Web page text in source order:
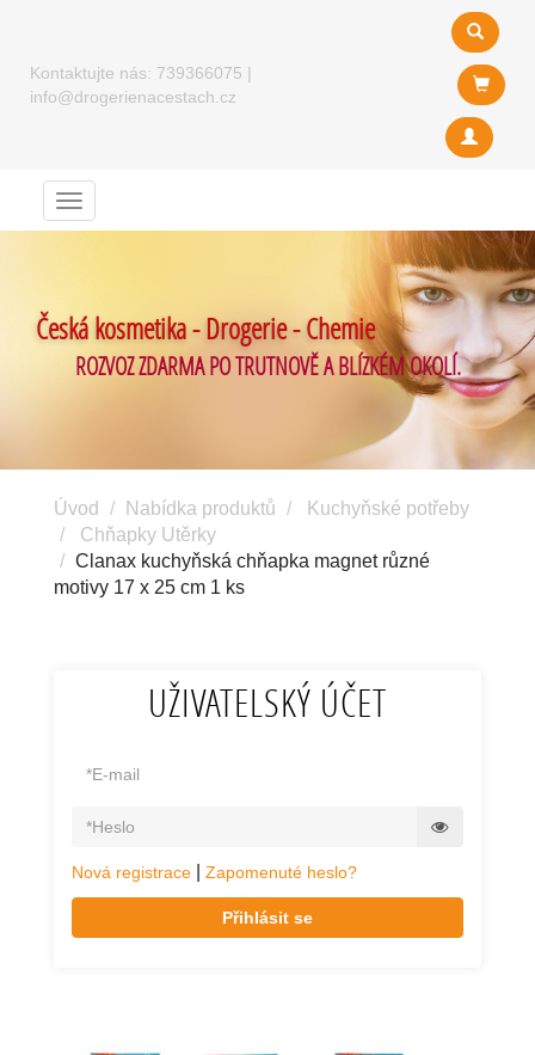
Kontaktujte nás: 739366075 |
info@drogerienacestach.cz
Menu
Česká kosmetika - Drogerie - Chemie
ROZVOZ ZDARMA PO TRUTNOVĚ A BLÍZKÉM OKOLÍ.
Úvod Nabídka produktů
Kuchyňské potřeby
Chňapky Utěrky
Clanax kuchyňská chňapka magnet různé
motivy 17 x 25 cm 1 ks
UŽIVATELSKÝ ÚČET
Nová registrace Zapomenuté heslo?
Přihlásit se